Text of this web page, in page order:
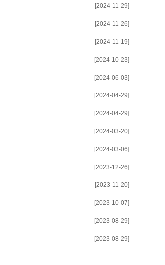
[2024-11-29]
[2024-11-26]
[2024-11-19]
[2024-10-23]
[2024-06-03]
[2024-04-29]
[2024-04-29]
[2024-03-20]
[2024-03-06]
[2023-12-26]
[2023-11-20]
[2023-10-07]
[2023-08-29]
[2023-08-29]